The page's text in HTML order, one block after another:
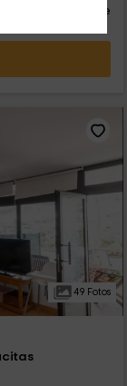
persona y noche
49 Fotos